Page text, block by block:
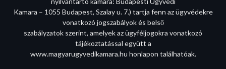
Kamara – 1055 Budapest, Szalay u. 7.) tartja fenn az ügyvédekre
vonatkozó jogszabályok és belső
szabályzatok szerint, amelyek az ügyféljogokra vonatkozó
tájékoztatással együtt a
www.magyarugyvedikamara.hu honlapon találhatóak.